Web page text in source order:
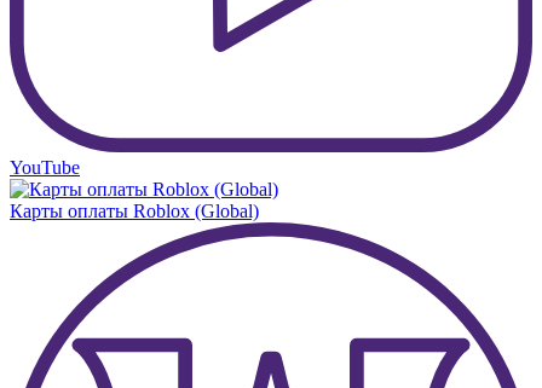
YouTube
Карты оплаты Roblox (Global)